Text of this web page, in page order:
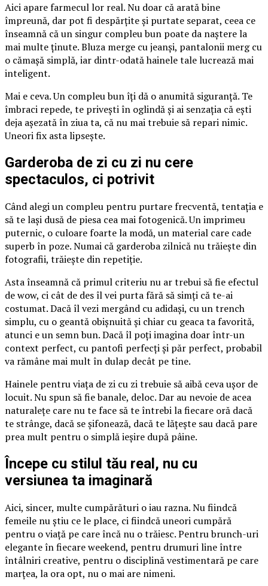
Aici apare farmecul lor real. Nu doar că arată bine
împreună, dar pot fi despărțite și purtate separat, ceea ce
înseamnă că un singur compleu bun poate da naștere la
mai multe ținute. Bluza merge cu jeanși, pantalonii merg cu
o cămașă simplă, iar dintr-odată hainele tale lucrează mai
inteligent.
Mai e ceva. Un compleu bun îți dă o anumită siguranță. Te
îmbraci repede, te privești în oglindă și ai senzația că ești
deja așezată în ziua ta, că nu mai trebuie să repari nimic.
Uneori fix asta lipsește.
Garderoba de zi cu zi nu cere
spectaculos, ci potrivit
Când alegi un compleu pentru purtare frecventă, tentația e
să te lași dusă de piesa cea mai fotogenică. Un imprimeu
puternic, o culoare foarte la modă, un material care cade
superb în poze. Numai că garderoba zilnică nu trăiește din
fotografii, trăiește din repetiție.
Asta înseamnă că primul criteriu nu ar trebui să fie efectul
de wow, ci cât de des îl vei purta fără să simți că te-ai
costumat. Dacă îl vezi mergând cu adidași, cu un trench
simplu, cu o geantă obișnuită și chiar cu geaca ta favorită,
atunci e un semn bun. Dacă îl poți imagina doar într-un
context perfect, cu pantofi perfecți și păr perfect, probabil
va rămâne mai mult în dulap decât pe tine.
Hainele pentru viața de zi cu zi trebuie să aibă ceva ușor de
locuit. Nu spun să fie banale, deloc. Dar au nevoie de acea
naturalețe care nu te face să te întrebi la fiecare oră dacă
te strânge, dacă se șifonează, dacă te lățește sau dacă pare
prea mult pentru o simplă ieșire după pâine.
Începe cu stilul tău real, nu cu
versiunea ta imaginară
Aici, sincer, multe cumpărături o iau razna. Nu fiindcă
femeile nu știu ce le place, ci fiindcă uneori cumpără
pentru o viață pe care încă nu o trăiesc. Pentru brunch-uri
elegante în fiecare weekend, pentru drumuri line între
întâlniri creative, pentru o disciplină vestimentară pe care
marțea, la ora opt, nu o mai are nimeni.